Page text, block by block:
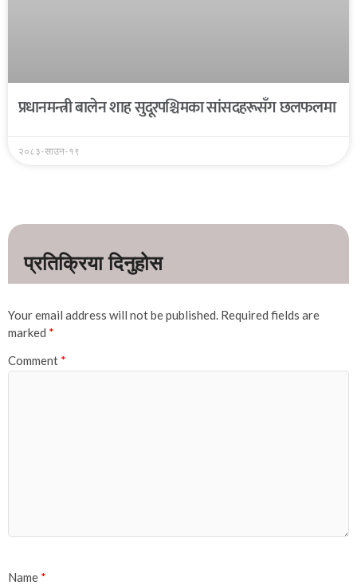
प्रधानमन्त्री बालेन शाह सुदूरपश्चिमका सांसदहरूसँग छलफलमा
२०८३-साउन-१९
Your email address will not be published. Required fields are
marked *
Comment *
Name *